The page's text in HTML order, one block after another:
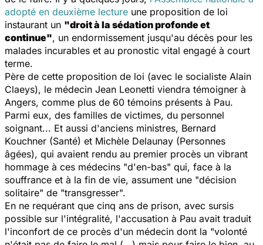
adopté en deuxième lecture une proposition de loi
instaurant un "droit à la sédation profonde et
continue", un endormissement jusqu'au décès pour les
malades incurables et au pronostic vital engagé à court
terme.
Père de cette proposition de loi (avec le socialiste Alain
Claeys), le médecin Jean Leonetti viendra témoigner à
Angers, comme plus de 60 témoins présents à Pau.
Parmi eux, des familles de victimes, du personnel
soignant... Et aussi d'anciens ministres, Bernard
Kouchner (Santé) et Michèle Delaunay (Personnes
âgées), qui avaient rendu au premier procès un vibrant
hommage à ces médecins "d'en-bas" qui, face à la
souffrance et à la fin de vie, assument une "décision
solitaire" de "transgresser".
En ne requérant que cinq ans de prison, avec sursis
possible sur l'intégralité, l'accusation à Pau avait traduit
l'inconfort de ce procès d'un médecin dont la "volonté